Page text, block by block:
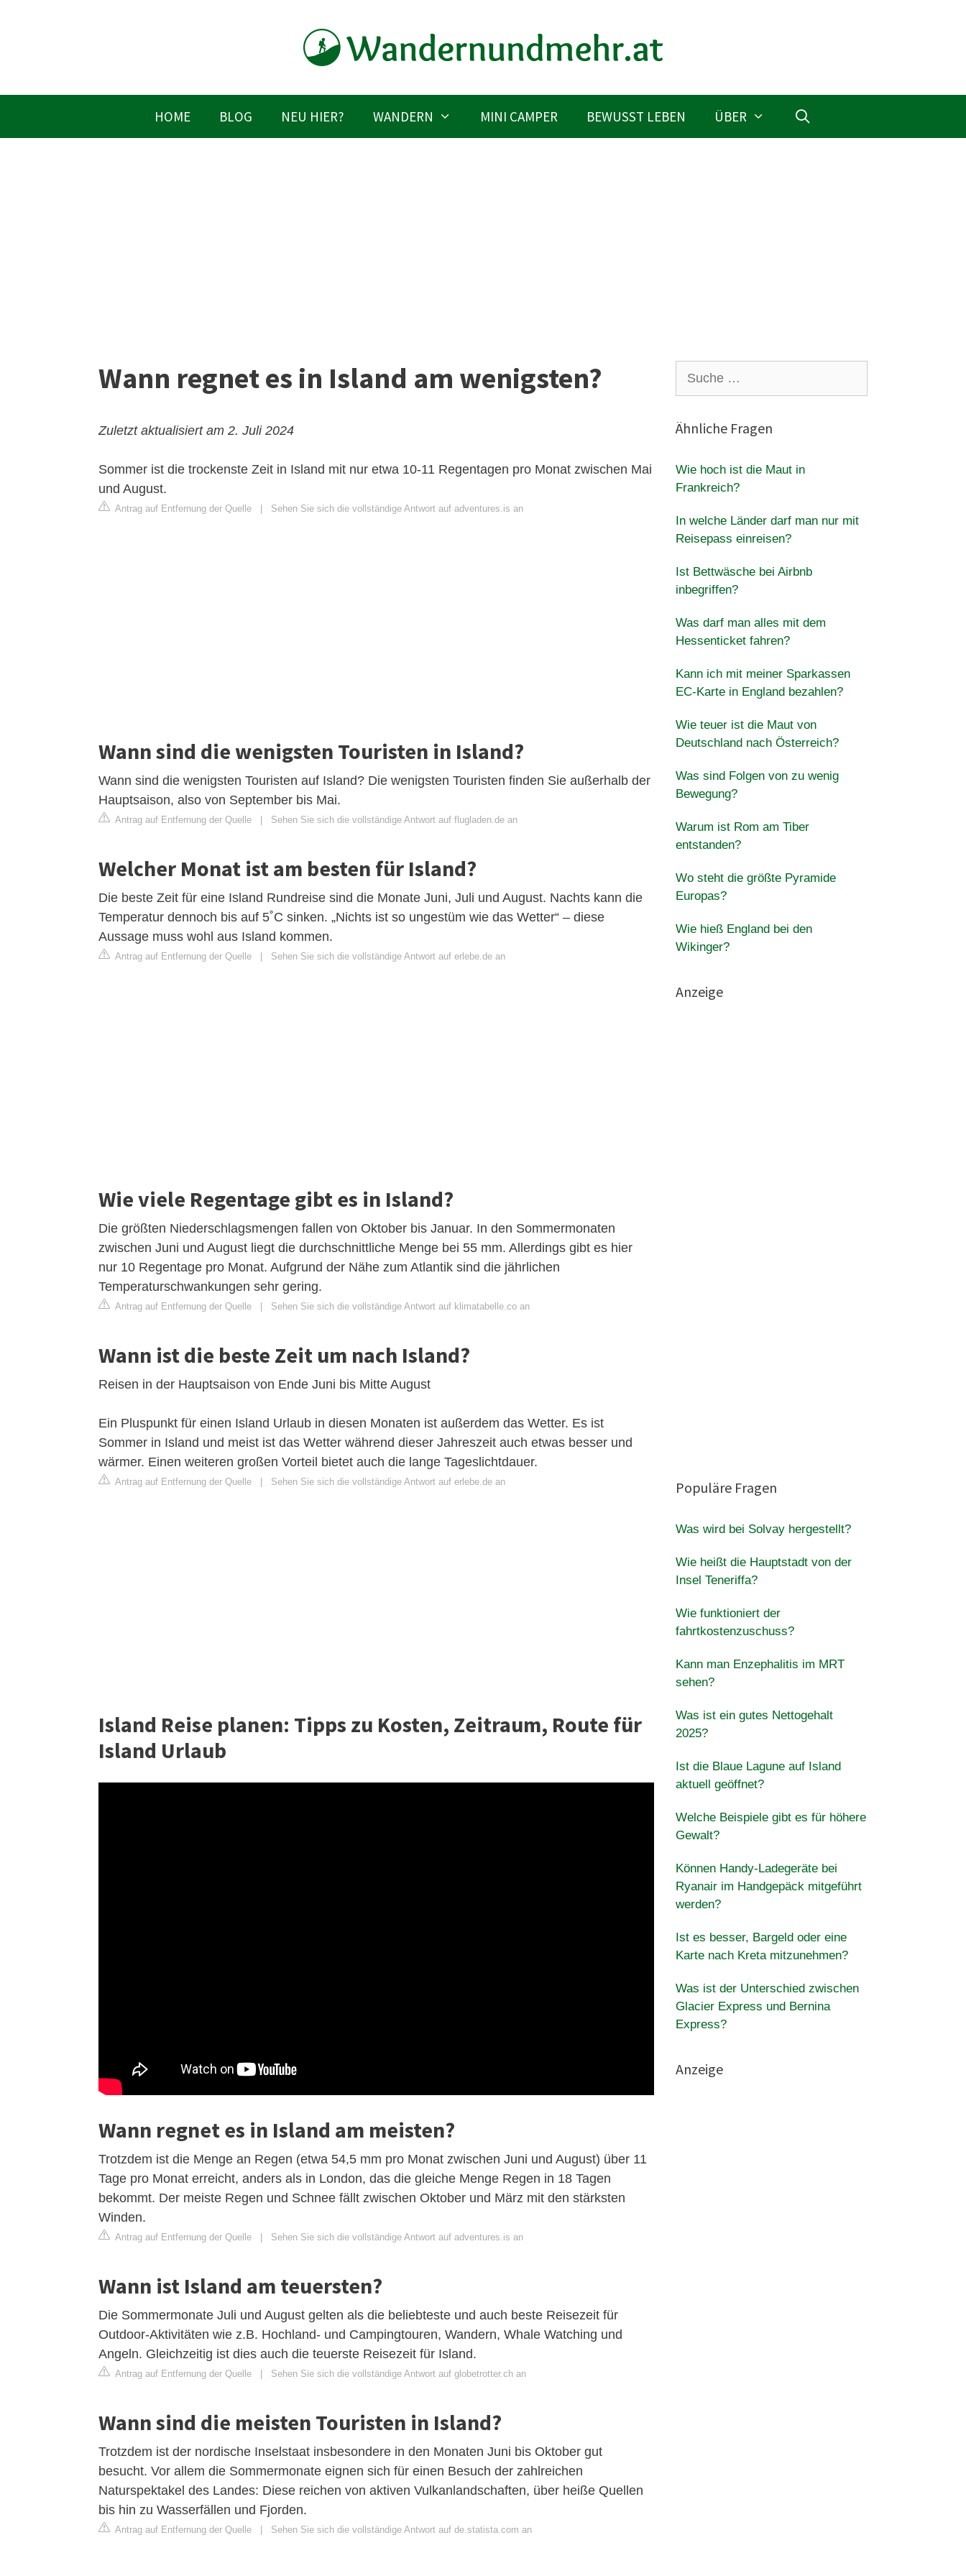
HOME BLOG NEU HIER? WANDERN MINI CAMPER BEWUSST LEBEN ÜBER
Wann regnet es in Island am wenigsten?
Zuletzt aktualisiert am 2. Juli 2024
Sommer ist die trockenste Zeit in Island mit nur etwa 10-11 Regentagen pro Monat zwischen Mai
und August.
Antrag auf Entfernung der Quelle Sehen Sie sich die vollständige Antwort auf adventures.is an
Wann sind die wenigsten Touristen in Island?
Wann sind die wenigsten Touristen auf Island? Die wenigsten Touristen finden Sie außerhalb der
Hauptsaison, also von September bis Mai.
Antrag auf Entfernung der Quelle Sehen Sie sich die vollständige Antwort auf flugladen.de an
Welcher Monat ist am besten für Island?
Die beste Zeit für eine Island Rundreise sind die Monate Juni, Juli und August. Nachts kann die
Temperatur dennoch bis auf 5˚C sinken. „Nichts ist so ungestüm wie das Wetter“ – diese
Aussage muss wohl aus Island kommen.
Antrag auf Entfernung der Quelle Sehen Sie sich die vollständige Antwort auf erlebe.de an
Wie viele Regentage gibt es in Island?
Die größten Niederschlagsmengen fallen von Oktober bis Januar. In den Sommermonaten
zwischen Juni und August liegt die durchschnittliche Menge bei 55 mm. Allerdings gibt es hier
nur 10 Regentage pro Monat. Aufgrund der Nähe zum Atlantik sind die jährlichen
Temperaturschwankungen sehr gering.
Antrag auf Entfernung der Quelle Sehen Sie sich die vollständige Antwort auf klimatabelle.co an
Wann ist die beste Zeit um nach Island?
Reisen in der Hauptsaison von Ende Juni bis Mitte August
Ein Pluspunkt für einen Island Urlaub in diesen Monaten ist außerdem das Wetter. Es ist
Sommer in Island und meist ist das Wetter während dieser Jahreszeit auch etwas besser und
wärmer. Einen weiteren großen Vorteil bietet auch die lange Tageslichtdauer.
Antrag auf Entfernung der Quelle Sehen Sie sich die vollständige Antwort auf erlebe.de an
Island Reise planen: Tipps zu Kosten, Zeitraum, Route für
Island Urlaub
Wann regnet es in Island am meisten?
Trotzdem ist die Menge an Regen (etwa 54,5 mm pro Monat zwischen Juni und August) über 11
Tage pro Monat erreicht, anders als in London, das die gleiche Menge Regen in 18 Tagen
bekommt. Der meiste Regen und Schnee fällt zwischen Oktober und März mit den stärksten
Winden.
Antrag auf Entfernung der Quelle | Sehen Sie sich die vollständige Antwort auf adventures.is an
Wann ist Island am teuersten?
Die Sommermonate Juli und August gelten als die beliebteste und auch beste Reisezeit für
Outdoor-Aktivitäten wie z.B. Hochland- und Campingtouren, Wandern, Whale Watching und
Angeln. Gleichzeitig ist dies auch die teuerste Reisezeit für Island.
Antrag auf Entfernung der Quelle | Sehen Sie sich die vollständige Antwort auf globetrotter.ch an
Wann sind die meisten Touristen in Island?
Trotzdem ist der nordische Inselstaat insbesondere in den Monaten Juni bis Oktober gut
besucht. Vor allem die Sommermonate eignen sich für einen Besuch der zahlreichen
Naturspektakel des Landes: Diese reichen von aktiven Vulkanlandschaften, über heiße Quellen
bis hin zu Wasserfällen und Fjorden.
Antrag auf Entfernung der Quelle | Sehen Sie sich die vollständige Antwort auf de.statista.com an
nach:
Ähnliche Fragen
Wie hoch ist die Maut in
Frankreich?
In welche Länder darf man nur mit
Reisepass einreisen?
Ist Bettwäsche bei Airbnb
inbegriffen?
Was darf man alles mit dem
Hessenticket fahren?
Kann ich mit meiner Sparkassen
EC-Karte in England bezahlen?
Wie teuer ist die Maut von
Deutschland nach Österreich?
Was sind Folgen von zu wenig
Bewegung?
Warum ist Rom am Tiber
entstanden?
Wo steht die größte Pyramide
Europas?
Wie hieß England bei den
Wikinger?
Anzeige
Populäre Fragen
Was wird bei Solvay hergestellt?
Wie heißt die Hauptstadt von der
Insel Teneriffa?
Wie funktioniert der
fahrtkostenzuschuss?
Kann man Enzephalitis im MRT
sehen?
Was ist ein gutes Nettogehalt
2025?
Ist die Blaue Lagune auf Island
aktuell geöffnet?
Welche Beispiele gibt es für höhere
Gewalt?
Können Handy-Ladegeräte bei
Ryanair im Handgepäck mitgeführt
werden?
Ist es besser, Bargeld oder eine
Karte nach Kreta mitzunehmen?
Was ist der Unterschied zwischen
Glacier Express und Bernina
Express?
Anzeige